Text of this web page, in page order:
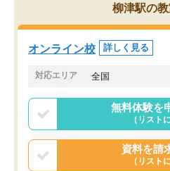
柳津駅の
オンライン校 詳しく見る
対応エリア 全国
無料体験を
（リスト
資料を請
（リスト